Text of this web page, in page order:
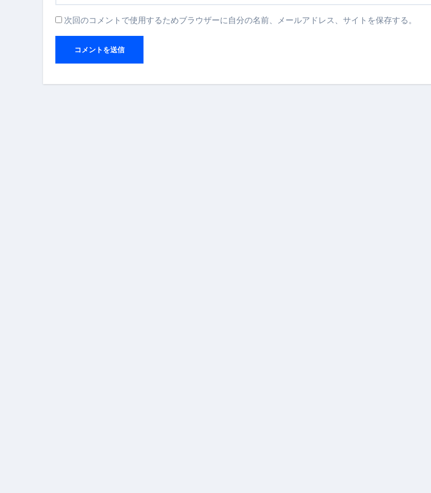
次回のコメントで使用するためブラウザーに自分の名前、メールアドレス、サイトを保存する。